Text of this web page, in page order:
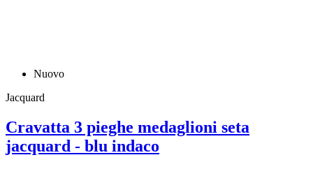
Nuovo
Jacquard
Cravatta 3 pieghe medaglioni seta
jacquard - blu indaco